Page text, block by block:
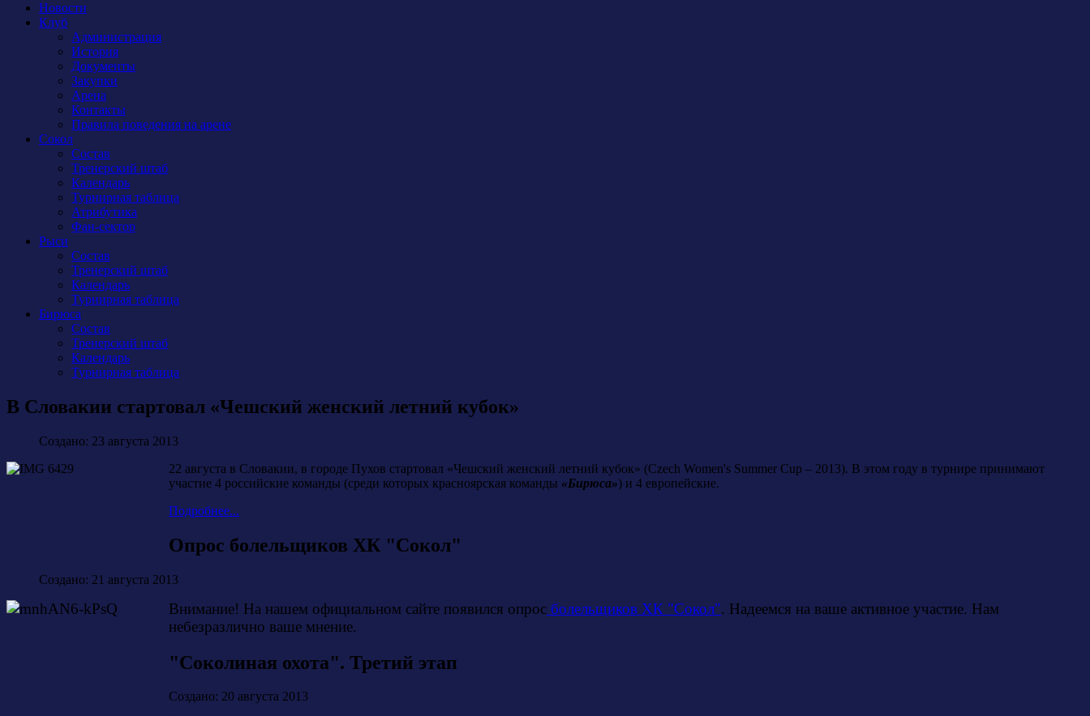
Новости
Клуб
Администрация
История
Документы
Закупки
Арена
Контакты
Правила поведения на арене
Сокол
Состав
Тренерский штаб
Календарь
Турнирная таблица
Атрибутика
Фан-сектор
Рыси
Состав
Тренерский штаб
Календарь
Турнирная таблица
Бирюса
Состав
Тренерский штаб
Календарь
Турнирная таблица
В Словакии стартовал «Чешский женский летний кубок»
Создано: 23 августа 2013
22 августа в Словакии, в городе Пухов стартовал «Чешский женский летний кубок» (Czech Women's Summer Cup – 2013). В этом году в турнире принимают
участие 4 российские команды (среди которых красноярская команды «Бирюса») и 4 европейские.
Подробнее...
Опрос болельщиков ХК "Сокол"
Создано: 21 августа 2013
Внимание! На нашем официальном сайте появился опрос болельщиков ХК "Сокол". Надеемся на ваше активное участие. Нам
небезразлично ваше мнение.
"Соколиная охота". Третий этап
Создано: 20 августа 2013